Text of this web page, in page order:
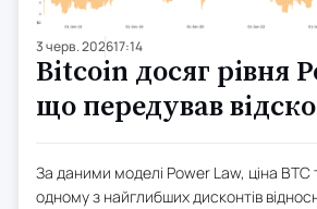
3 черв. 202617:14
Bitcoin досяг рівня
що передував
За даними моделі Power Law, ціна BTC
одному з найглибших дисконтів